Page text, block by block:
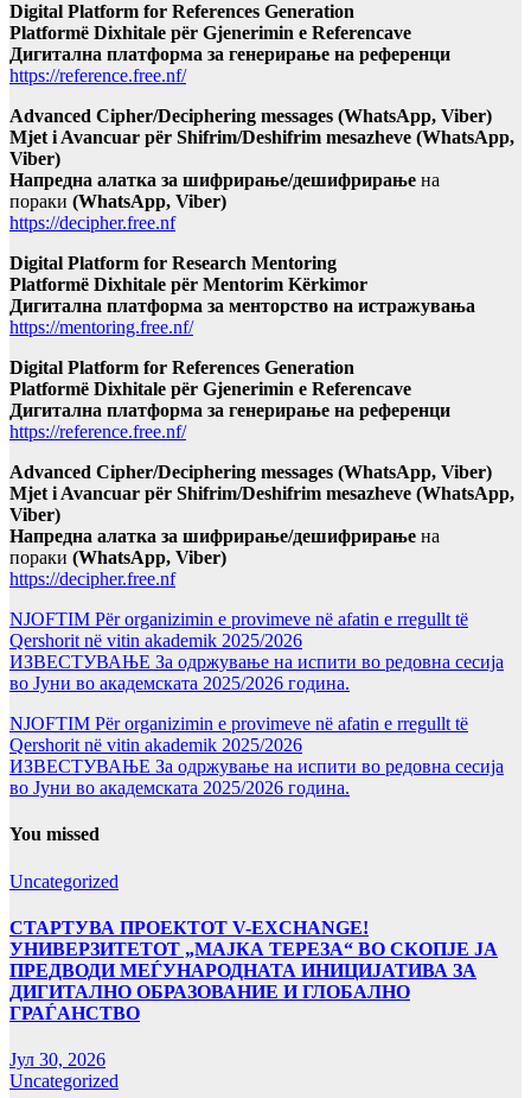
Digital Platform for References Generation
Platformë Dixhitale për Gjenerimin e Referencave
Дигитална платформа за генерирање на референци
https://reference.free.nf/
Advanced Cipher/Deciphering messages (WhatsApp, Viber)
Mjet i Avancuar për Shifrim/Deshifrim mesazheve (WhatsApp,
Viber)
Напредна алатка за шифрирање/дешифрирање на
пораки (WhatsApp, Viber)
https://decipher.free.nf
Digital Platform for Research Mentoring
Platformë Dixhitale për Mentorim Kërkimor
Дигитална платформа за менторство на истражувања
https://mentoring.free.nf/
Digital Platform for References Generation
Platformë Dixhitale për Gjenerimin e Referencave
Дигитална платформа за генерирање на референци
https://reference.free.nf/
Advanced Cipher/Deciphering messages (WhatsApp, Viber)
Mjet i Avancuar për Shifrim/Deshifrim mesazheve (WhatsApp,
Viber)
Напредна алатка за шифрирање/дешифрирање на
пораки (WhatsApp, Viber)
https://decipher.free.nf
NJOFTIM Për organizimin e provimeve në afatin e rregullt të
Qershorit në vitin akademik 2025/2026
ИЗВЕСТУВАЊЕ За одржување на испити во редовна сесија
во Јуни во академската 2025/2026 година.
NJOFTIM Për organizimin e provimeve në afatin e rregullt të
Qershorit në vitin akademik 2025/2026
ИЗВЕСТУВАЊЕ За одржување на испити во редовна сесија
во Јуни во академската 2025/2026 година.
You missed
Uncategorized
СТАРТУВА ПРОЕКТОТ V-EXCHANGE!
УНИВЕРЗИТЕТОТ „МАЈКА ТЕРЕЗА“ ВО СКОПЈЕ ЈА
ПРЕДВОДИ МЕЃУНАРОДНАТА ИНИЦИЈАТИВА ЗА
ДИГИТАЛНО ОБРАЗОВАНИЕ И ГЛОБАЛНО
ГРАЃАНСТВО
Јул 30, 2026
Uncategorized